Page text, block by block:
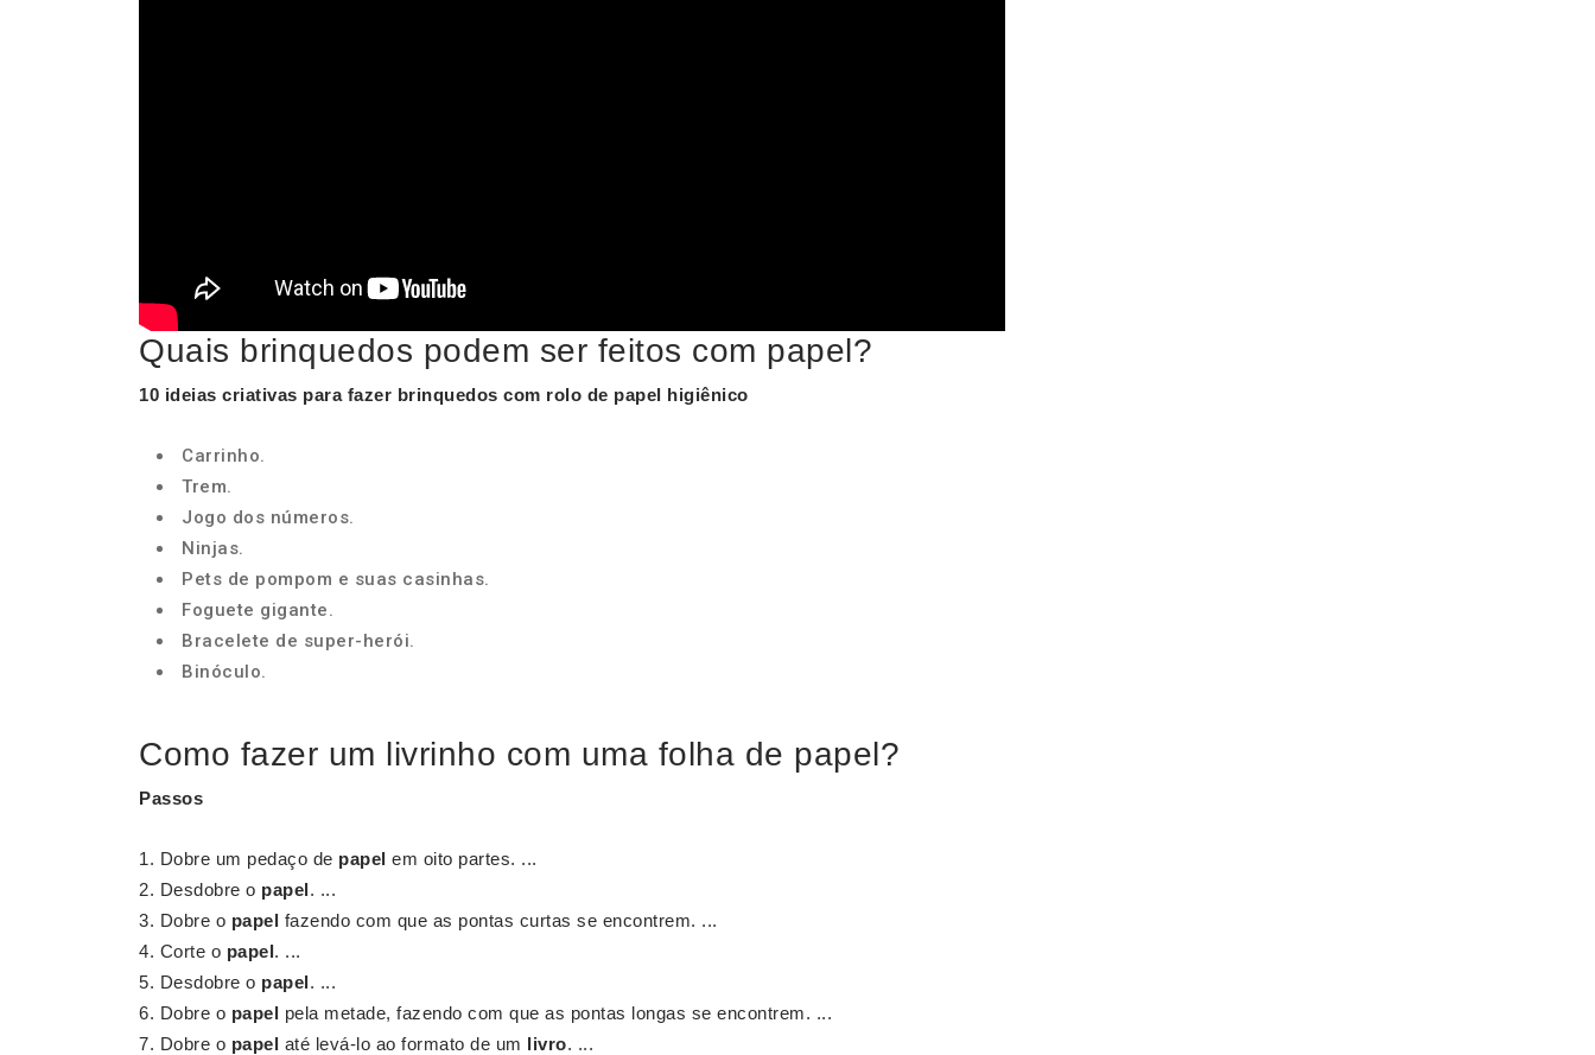
Quais brinquedos podem ser feitos com papel?
10 ideias criativas para fazer brinquedos com rolo de papel higiênico
Carrinho.
Trem.
Jogo dos números.
Ninjas.
Pets de pompom e suas casinhas.
Foguete gigante.
Bracelete de super-herói.
Binóculo.
Como fazer um livrinho com uma folha de papel?
Passos
Dobre um pedaço de papel em oito partes. ...
Desdobre o papel. ...
Dobre o papel fazendo com que as pontas curtas se encontrem. ...
Corte o papel. ...
Desdobre o papel. ...
Dobre o papel pela metade, fazendo com que as pontas longas se encontrem. ...
Dobre o papel até levá-lo ao formato de um livro. ...